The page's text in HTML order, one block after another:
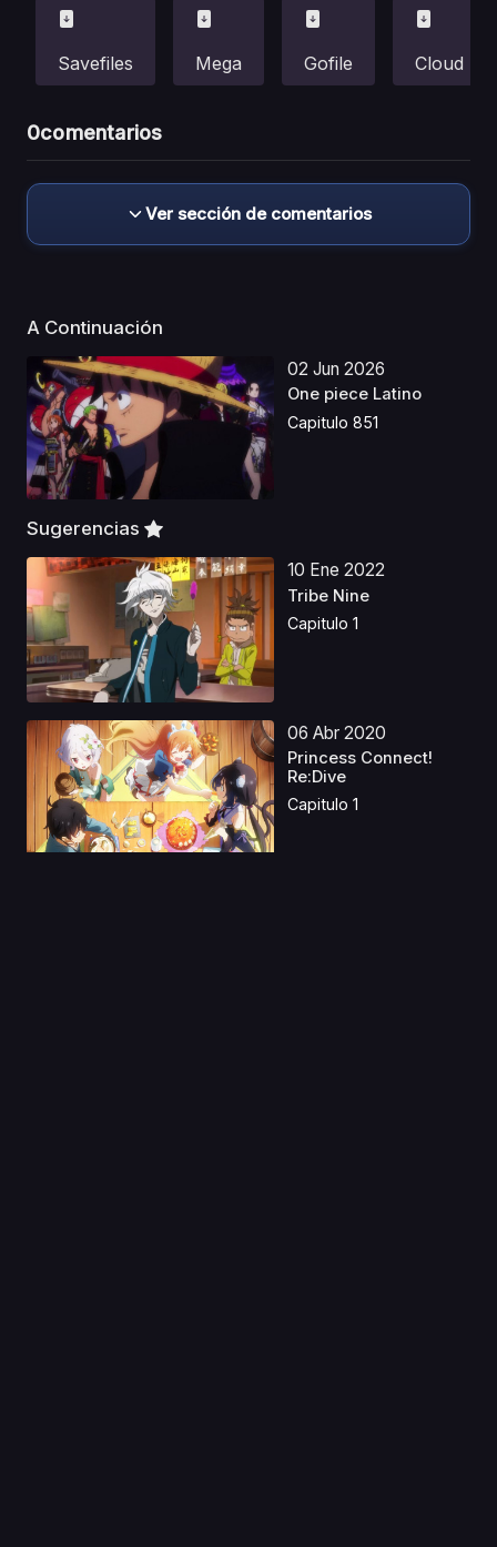
Savefiles Mega Gofile Cloud
0comentarios
Ver sección de comentarios
A Continuación
02 Jun 2026
One piece Latino
Capitulo 851
Sugerencias
10 Ene 2022
Tribe Nine
Capitulo 1
06 Abr 2020
Princess Connect!
Re:Dive
Capitulo 1